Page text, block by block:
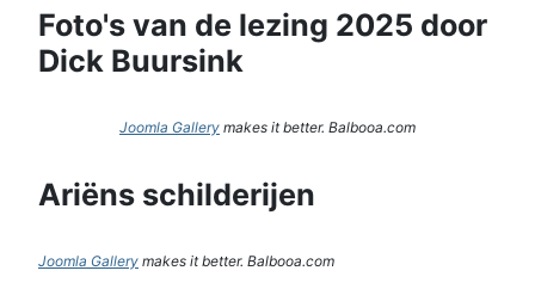
Foto's van de lezing 2025 door
Dick Buursink
Joomla Gallery makes it better. Balbooa.com
Ariëns schilderijen
Joomla Gallery makes it better. Balbooa.com